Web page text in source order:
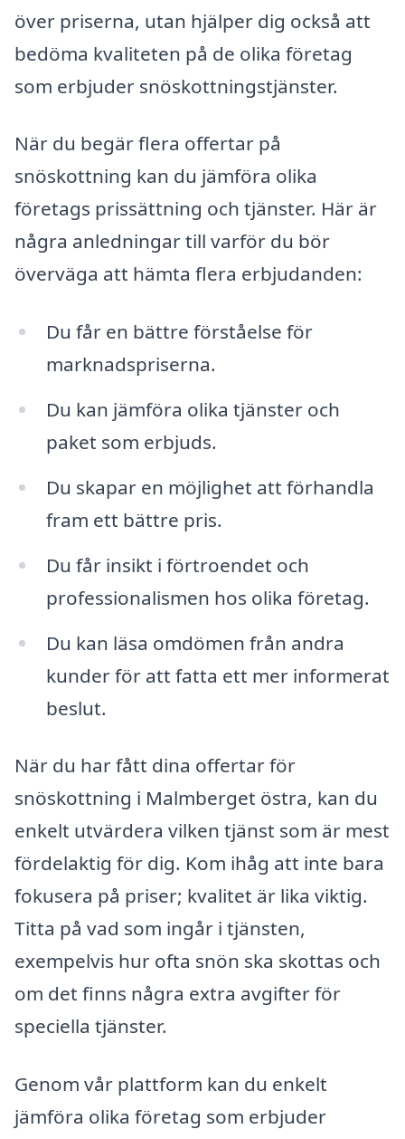
över priserna, utan hjälper dig också att
bedöma kvaliteten på de olika företag
som erbjuder snöskottningstjänster.
När du begär flera offertar på
snöskottning kan du jämföra olika
företags prissättning och tjänster. Här är
några anledningar till varför du bör
överväga att hämta flera erbjudanden:
Du får en bättre förståelse för
marknadspriserna.
Du kan jämföra olika tjänster och
paket som erbjuds.
Du skapar en möjlighet att förhandla
fram ett bättre pris.
Du får insikt i förtroendet och
professionalismen hos olika företag.
Du kan läsa omdömen från andra
kunder för att fatta ett mer informerat
beslut.
När du har fått dina offertar för
snöskottning i Malmberget östra, kan du
enkelt utvärdera vilken tjänst som är mest
fördelaktig för dig. Kom ihåg att inte bara
fokusera på priser; kvalitet är lika viktig.
Titta på vad som ingår i tjänsten,
exempelvis hur ofta snön ska skottas och
om det finns några extra avgifter för
speciella tjänster.
Genom vår plattform kan du enkelt
jämföra olika företag som erbjuder